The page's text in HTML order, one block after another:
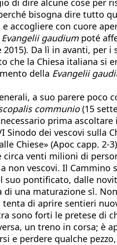
di dire alcune cose per
bisogna dire tutto
accogliere con cuore
Evangelii gaudiumpoté
Da lì in avanti, per i
che la Chiesa italiana si
della Evangelii
a suo parere poco
communio(15
prima
dei vescovi sulla
Chiese» (Apoc capp. 2-
venti milioni di
non vescovi. Il Cammino
suo pontificato, dalle
una maturazione sì.
di aprire sentieri
sono forti le pretese di
un treno in corsa; è
e perdere qualche